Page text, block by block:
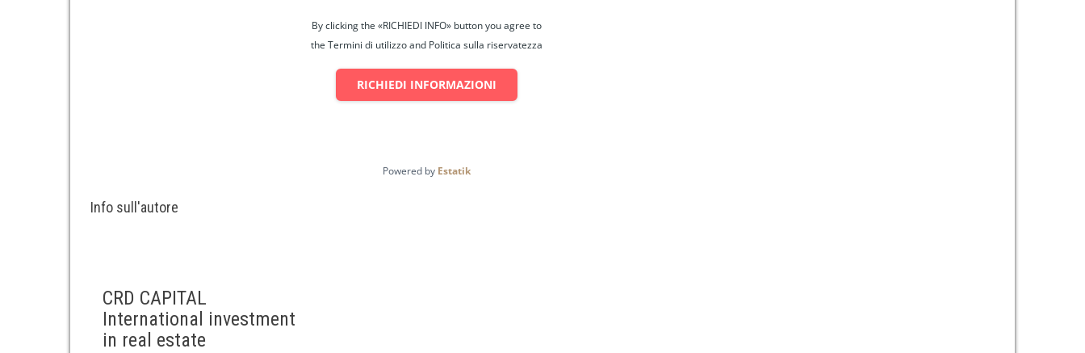
By clicking the «RICHIEDI INFO» button you agree to
the Termini di utilizzo and Politica sulla riservatezza
RICHIEDI INFORMAZIONI
Powered by Estatik
Info sull'autore
CRD CAPITAL
International investment
in real estate